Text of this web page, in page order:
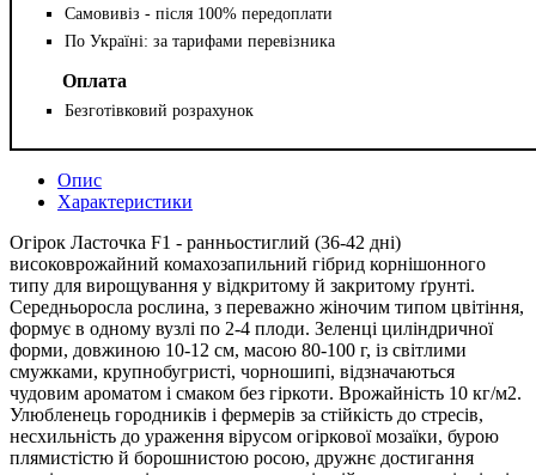
Самовивіз - після 100% передоплати
По Україні: за тарифами перевізника
Оплата
Безготівковий розрахунок
Опис
Характеристики
Огірок Ласточка F1 - ранньостиглий (36-42 дні)
високоврожайний комахозапильний гібрид корнішонного
типу для вирощування у відкритому й закритому ґрунті.
Середньоросла рослина, з переважно жіночим типом цвітіння,
формує в одному вузлі по 2-4 плоди. Зеленці циліндричної
форми, довжиною 10-12 см, масою 80-100 г, із світлими
смужками, крупнобугристі, чорношипі, відзначаються
чудовим ароматом і смаком без гіркоти. Врожайність 10 кг/м2.
Улюбленець городників і фермерів за стійкість до стресів,
несхильність до ураження вірусом огіркової мозаїки, бурою
плямистістю й борошнистою росою, дружнє достигання